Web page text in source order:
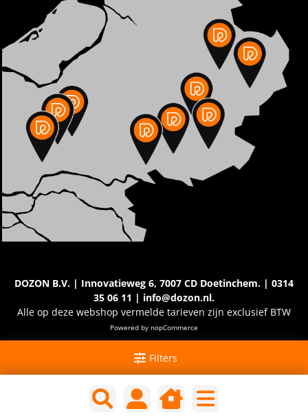
Filters
DOZON B.V. | Innovatieweg 6, 7007 CD Doetinchem. | 0314
35 06 11 | info@dozon.nl.
Alle op deze webshop vermelde tarieven zijn exclusief BTW
Powered by nopCommerce